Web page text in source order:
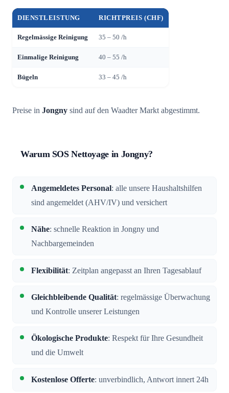
DIENSTLEISTUNG RICHTPREIS (CHF)
Regelmässige Reinigung 35 – 50 /h
Einmalige Reinigung 40 – 55 /h
Bügeln 33 – 45 /h
Preise in Jongny sind auf den Waadter Markt abgestimmt.
Warum SOS Nettoyage in Jongny?
Angemeldetes Personal: alle unsere Haushaltshilfen
sind angemeldet (AHV/IV) und versichert
Nähe: schnelle Reaktion in Jongny und
Nachbargemeinden
Flexibilität: Zeitplan angepasst an Ihren Tagesablauf
Gleichbleibende Qualität: regelmässige Überwachung
und Kontrolle unserer Leistungen
Ökologische Produkte: Respekt für Ihre Gesundheit
und die Umwelt
Kostenlose Offerte: unverbindlich, Antwort innert 24h